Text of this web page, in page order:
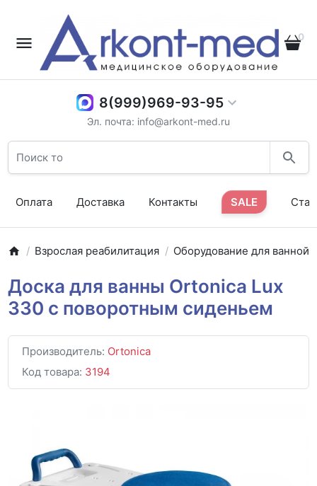
0
8(999)969-93-95
Эл. почта: info@arkont-med.ru
Оплата Доставка Контакты SALE
Взрослая реабилитация Оборудование для ванной
Доска для ванны Ortonica Lux
330 с поворотным сиденьем
Производитель: Ortonica
Код товара: 3194